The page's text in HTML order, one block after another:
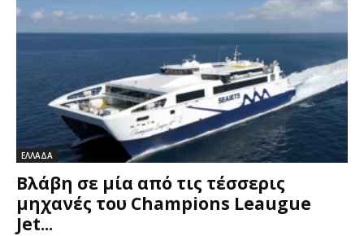
ΕΛΛΑΔΑ
Βλάβη σε μία από τις τέσσερις
μηχανές του Champions Leaugue
Jet...